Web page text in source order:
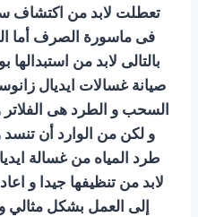
تعطلت لابد من اكتشاف
فى ماسورة الصرف أما
بالتالى لابد من
صيانة غسالات ايديال
السحب و الطرد هى الفلاتر
و لكن من الوارد أن
طرد المياه من غسالة
لابد من تنظيفها جيدا و
إلى العمل بشكل مثالي